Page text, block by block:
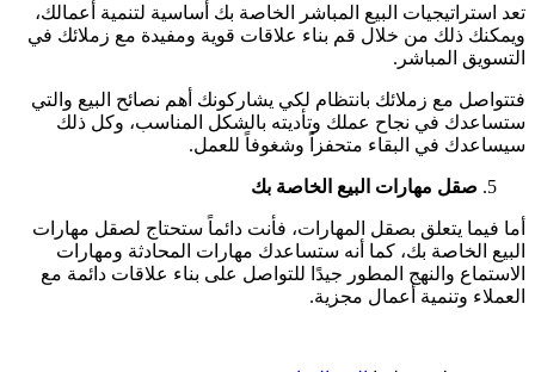
تعد استراتيجيات البيع المباشر الخاصة بك أساسية لتنمية أعمالك،
ويمكنك ذلك من خلال قم بناء علاقات قوية ومفيدة مع زملائك في
التسويق المباشر.
فتتواصل مع زملائك بانتظام لكي يشاركونك أهم نصائح البيع والتي
ستساعدك في نجاح عملك وتأديته بالشكل المناسب، وكل ذلك
سيساعدك في البقاء متحفزاً وشغوفاً للعمل.
صقل مهارات البيع الخاصة بك
أما فيما يتعلق بصقل المهارات، فأنت دائماً ستحتاج لصقل مهارات
البيع الخاصة بك، كما أنه ستساعدك مهارات المحادثة ومهارات
الاستماع والنهج المطور جيدًا للتواصل على بناء علاقات دائمة مع
العملاء وتنمية أعمال مجزية.